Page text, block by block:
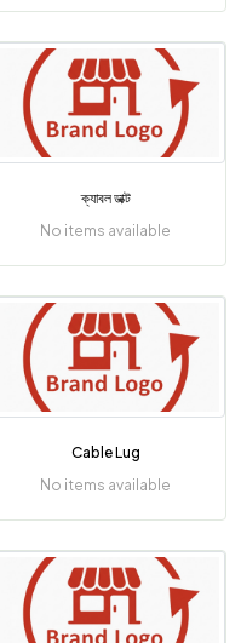
ক্যাবল ডাক্ট
No items available
Cable Lug
No items available